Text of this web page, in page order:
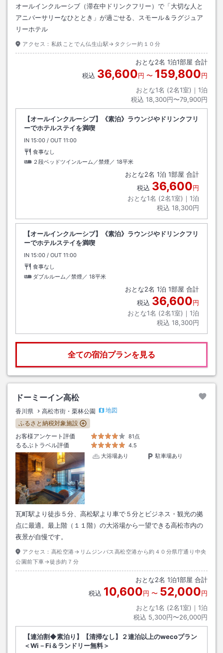
オールインクルーシブ（滞在中ドリンクフリー）で「大切な人と
アニバーサリーなひととき」が過ごせる、スモール＆ラグジュア
リーホテル
アクセス： 私鉄ことでん仏生山駅→タクシー約１０分
おとな2名 1泊1部屋 合計
税込 36,600円 〜 159,800円
おとな1名 (2名1室)｜ 1泊
税込 18,300円〜79,900円
【オールインクルーシブ】《素泊》ラウンジやドリンクフリ
ーでホテルステイを満喫
IN チェックイン
15:00 / OUT チェックアウト
11:00
食事なし
２段ベッドツインルーム／禁煙／ 18平米
おとな2名 1泊 1部屋 合計
税込 36,600円
おとな1名 (2名1室)｜ 1泊
税込 18,300円
【オールインクルーシブ】《素泊》ラウンジやドリンクフリ
ーでホテルステイを満喫
IN チェックイン
15:00 / OUT チェックアウト
11:00
食事なし
ダブルルーム／禁煙／ 18平米
おとな2名 1泊 1部屋 合計
税込 36,600円
おとな1名 (2名1室)｜ 1泊
税込 18,300円
全ての宿泊プランを見る
ドーミーイン高松
香川県 高松市街・栗林公園
地図
ふるさと納税対象施設
お客様アンケート評価
81点
るるぶトラベル評価
4.5
大浴場あり
駐車場あり
瓦町駅より徒歩５分、高松駅より車で５分とビジネス・観光の拠
点に最適。最上階（１１階）の大浴場から一望できる高松市内の
夜景が自慢です。
アクセス： 高松空港→リムジンバス高松空港から約４０分県庁通り中央
公園前下車→徒歩約７分
おとな2名 1泊1部屋 合計
税込 10,600円 〜 52,000円
おとな1名 (2名1室)｜ 1泊
税込 5,300円〜26,000円
【連泊割◆素泊り】【清掃なし】２連泊以上のwecoプラン
＜Wi－Fi＆ランドリー無料＞